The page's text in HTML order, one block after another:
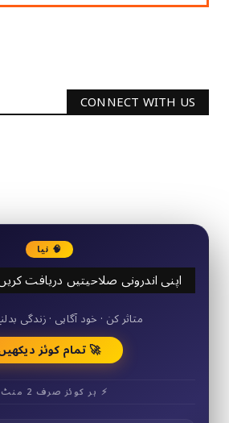
CONNECT WITH US
🧠 نیا
اپنی اندرونی صلاحیتیں دریافت
50+ مختصر کوئز
متاثر کن · خود آگاہی · زندگی
🚀 تمام کوئز
⚡ ہر کوئز صرف 2 منٹ ⚡